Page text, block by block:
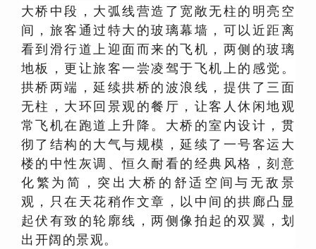
大桥中段，大弧线营造了宽敞无柱的明亮空
间，旅客通过特大的玻璃幕墙，可以近距离
看到滑行道上迎面而来的飞机，两侧的玻璃
地板，更让旅客一尝凌驾于飞机上的感觉。
拱桥两端，延续拱桥的波浪线，提供了三面
无柱，大环回景观的餐厅，让客人休闲地观
常飞机在跑道上升降。大桥的室内设计，贯
彻了结构的大气与规模，延续了一号客运大
楼的中性灰调、恒久耐看的经典风格，刻意
化繁为简，突出大桥的舒适空间与无敌景
观，只在天花稍作文章，以中间的拱廊凸显
起伏有致的轮廓线，两侧像拍起的双翼，划
出开阔的景观。